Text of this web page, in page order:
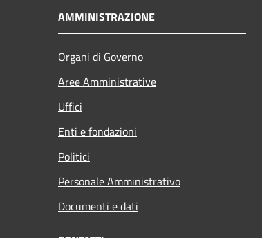
AMMINISTRAZIONE
Organi di Governo
Aree Amministrative
Uffici
Enti e fondazioni
Politici
Personale Amministrativo
Documenti e dati